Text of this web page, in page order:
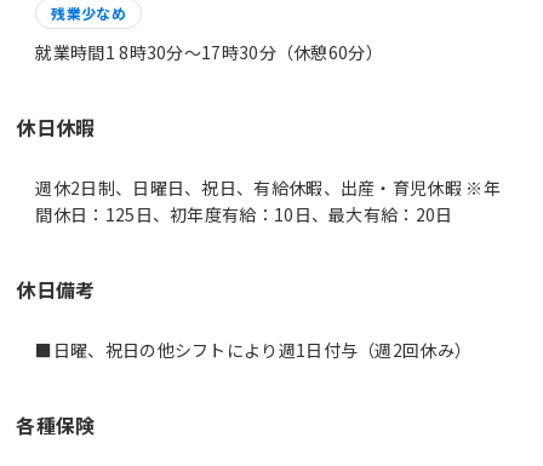
残業少なめ
就業時間1 8時30分〜17時30分（休憩60分）
休日休暇
週休2日制、日曜日、祝日、有給休暇、出産・育児休暇 ※年
間休日：125日、初年度有給：10日、最大有給：20日
休日備考
■日曜、祝日の他シフトにより週1日付与（週2回休み）
各種保険